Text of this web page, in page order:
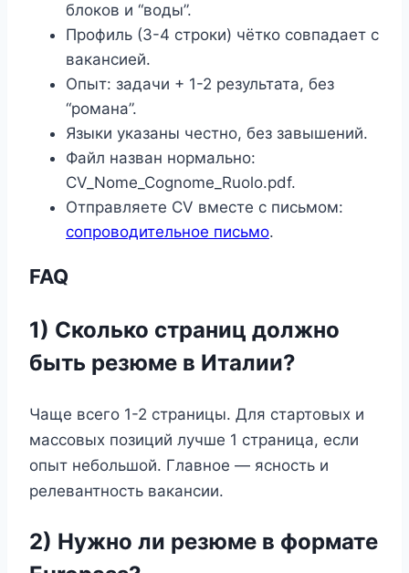
блоков и “воды”.
Профиль (3-4 строки) чётко совпадает с
вакансией.
Опыт: задачи + 1-2 результата, без
“романа”.
Языки указаны честно, без завышений.
Файл назван нормально:
CV_Nome_Cognome_Ruolo.pdf.
Отправляете CV вместе с письмом:
сопроводительное письмо.
FAQ
1) Сколько страниц должно
быть резюме в Италии?
Чаще всего 1-2 страницы. Для стартовых и
массовых позиций лучше 1 страница, если
опыт небольшой. Главное — ясность и
релевантность вакансии.
2) Нужно ли резюме в формате